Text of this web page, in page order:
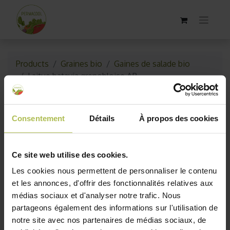
Consentement Détails À propos des cookies
Ce site web utilise des cookies.
Les cookies nous permettent de personnaliser le contenu
et les annonces, d'offrir des fonctionnalités relatives aux
médias sociaux et d'analyser notre trafic. Nous
partageons également des informations sur l'utilisation de
notre site avec nos partenaires de médias sociaux, de
Products Graines bio
Gaines de salade bio
Laitue batavia grenobloise AB